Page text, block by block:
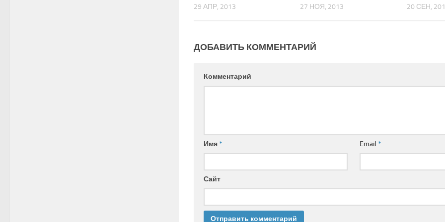
29 АПР, 2013 27 НОЯ, 2013 20 СЕН,
ДОБАВИТЬ КОММЕНТАРИЙ
Комментарий
Имя* Email*
Сайт